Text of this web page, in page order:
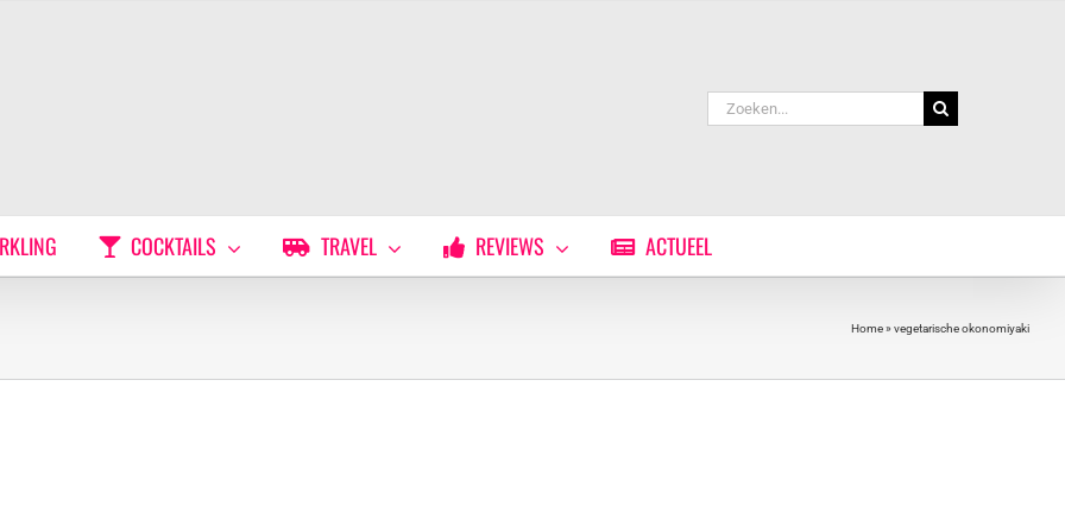
Zoeken
naar:
COCKTAILS TRAVEL REVIEWS ACTUEEL
Home» vegetarische okonomiyaki